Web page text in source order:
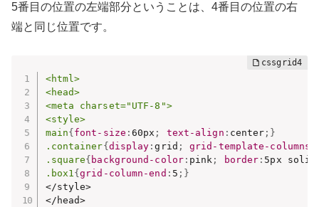
5番目の位置の左端部分ということは、4番目の位置の右
端と同じ位置です。
<html>
<head>
<meta charset="UTF-8">
<style>
main{ font-size :60px ; text-align : center ; }
.container{ display :grid ; grid-template-columns
.square{ background-color: pink ; border : 5px solid
.box1 {grid-column-end : 5 ; }
</style>
</head>